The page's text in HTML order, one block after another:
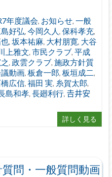
年度議会, お知らせ, 一般
好弘, 今岡久人 , 保科孝充,
, 坂本祐麻, 大村朋寛, 大谷
上雅文, 市民クラブ, 平成
, 政雲クラブ, 施政方針質
動画, 板倉一郎, 板垣成二,
広信, 福田 実, 糸賀太郎,
島和孝, 長廻利行, 𠮷井安
詳しく見る
問・一般質問動画